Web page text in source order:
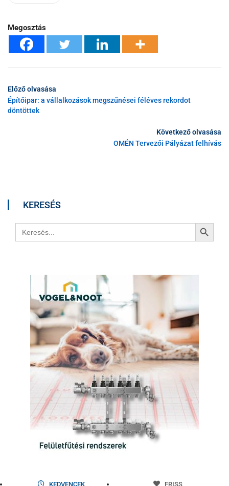
Megosztás
Előző olvasása
Építőipar: a vállalkozások megszűnései féléves rekordot
döntöttek
Következő olvasása
OMÉN Tervezői Pályázat felhívás
KERESÉS
Search
for:
Search Button
KEDVENCEK FRISS